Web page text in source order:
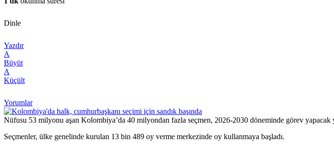
Dinle
Yazdır
A
Büyüt
A
Küçült
Yorumlar
Nüfusu 53 milyonu aşan Kolombiya’da 40 milyondan fazla seçmen, 2026-2030 döneminde görev yapacak
Seçmenler, ülke genelinde kurulan 13 bin 489 oy verme merkezinde oy kullanmaya başladı.